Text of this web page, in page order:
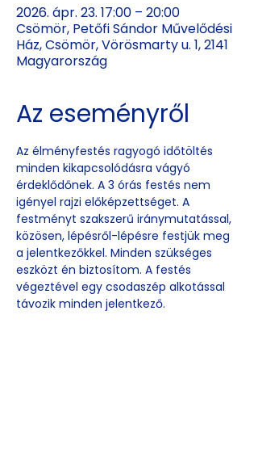
2026. ápr. 23. 17:00 – 20:00
Csömör, Petőfi Sándor Művelődési
Ház, Csömör, Vörösmarty u. 1, 2141
Magyarország
Az eseményről
Az élményfestés ragyogó időtöltés
minden kikapcsolódásra vágyó
érdeklődőnek. A 3 órás festés nem
igényel rajzi előképzettséget. A
festményt szakszerű iránymutatással,
közösen, lépésről-lépésre festjük meg
a jelentkezőkkel. Minden szükséges
eszközt én biztosítom. A festés
végeztével egy csodaszép alkotással
távozik minden jelentkező.